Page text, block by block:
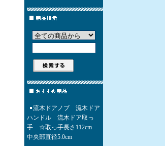
流木ドアノブ 流木ドア
ハンドル 流木ドア取っ
手 ☆取っ手長さ112cm
中央部直径5.0cm